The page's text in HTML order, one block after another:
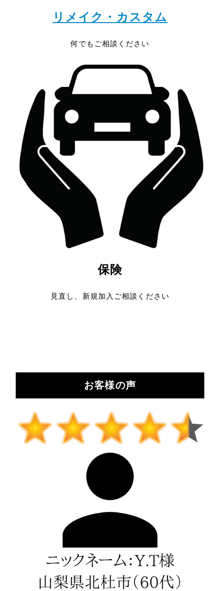
リメイク・カスタム
何でもご相談ください
保険
見直し、新規加入ご相談ください
お客様の声